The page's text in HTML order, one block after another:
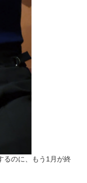
るのに、もう1月が終